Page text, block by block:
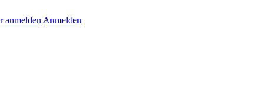
anmelden Anmelden